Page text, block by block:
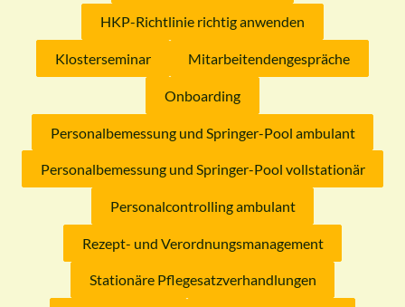
HKP-Richtlinie richtig anwenden
Klosterseminar Mitarbeitendengespräche
Onboarding
Personalbemessung und Springer-Pool ambulant
Personalbemessung und Springer-Pool vollstationär
Personalcontrolling ambulant
Rezept- und Verordnungsmanagement
Stationäre Pflegesatzverhandlungen